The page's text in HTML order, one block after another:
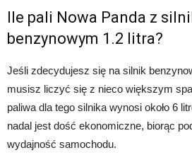
Ile pali Nowa Panda z
benzynowym 1.2 litra?
Jeśli zdecydujesz się na silnik
musisz liczyć się z nieco większym
paliwa dla tego silnika wynosi około 6
nadal jest dość ekonomiczne, biorąc
wydajność samochodu.